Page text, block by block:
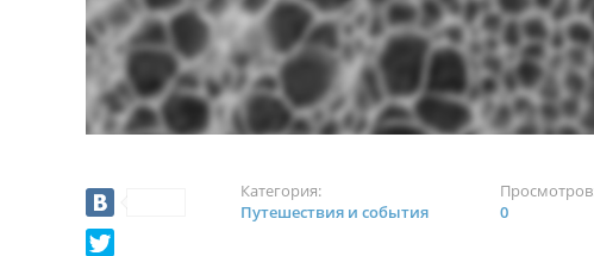
Категория:
Путешествия и события
0